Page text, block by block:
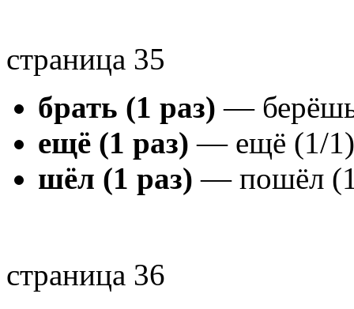
страница 35
брать (1 раз) —
ещё (1 раз) — ещё (1/1)
шёл (1 раз) — пошёл
страница 36